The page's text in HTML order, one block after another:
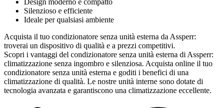
Silenzioso e efficiente
Ideale per qualsiasi ambiente
Acquista il tuo condizionatore senza unità esterna da Assperr:
troverai un dispositivo di qualità e a prezzi competitivi.
Scopri i vantaggi del condizionatore senza unità esterna di Assperr:
climatizzazione senza ingombro e silenziosa. Acquista online il tuo
condizionatore senza unità esterna e goditi i benefici di una
climatizzazione di qualità. Le nostre unità interne sono dotate di
tecnologia avanzata e garantiscono una climatizzazione eccellente.